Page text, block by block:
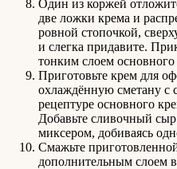
Один из коржей
две ложки крема и
ровной стопочкой,
и слегка придавите.
тонким слоем основного
Приготовьте крем для
охлаждённую сметану с
рецептуре основного
Добавьте сливочный
миксером, добиваясь
Смажьте
дополнительным слоем